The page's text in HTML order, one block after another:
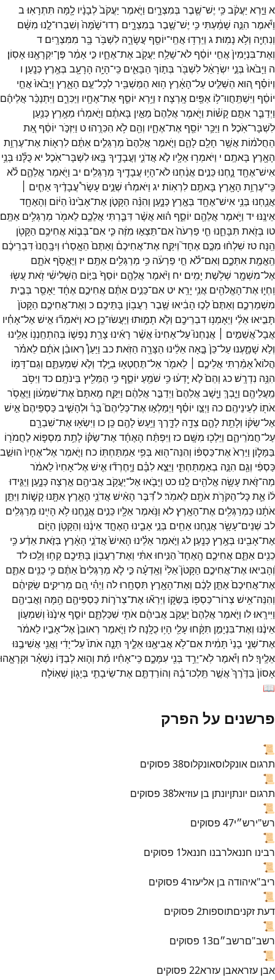
א וַיַּ֣רְא יַעֲקֹ֔בכִּ֥י יֶשׁ־שֶׁ֖בֶר בְּמִצְרָ֑יִם וַיֹּ֤אמֶר יַעֲקֹב֙לְבָנָ֔יו לָ֖מָּה תִּתְרָאֽוּ׃ ב
וַיֹּ֕אמֶר הִנֵּ֣ה שָׁמַ֔עְתִּי כִּ֥י יֶשׁ־שֶׁ֖בֶר בְּמִצְרָ֑יִם רְדוּ־שָׁ֙מָּה֙ וְשִׁבְרוּ־לָ֣נוּ מִשָּׁ֔ם
וְנִחְיֶ֖ה וְלֹ֥א נָמֽוּת׃ג וַיֵּרְד֥וּאֲחֵֽי־יוֹסֵ֖ף עֲשָׂרָ֑ה לִשְׁבֹּ֥ר בָּ֖ר מִמִּצְרָֽיִם׃ ד
וְאֶת־בִּנְיָמִין֙אֲחִ֣י יוֹסֵ֔ף לֹא־שָׁלַ֥ח יַעֲקֹ֖באֶת־אֶחָ֑יו כִּ֣י אָמַ֔ר פֶּן־יִקְרָאֶ֖נּוּאָסֽוֹן׃
ה וַיָּבֹ֙אוּ֙ בְּנֵ֣י יִשְׂרָאֵ֔ללִשְׁבֹּ֖ר בְּת֣וֹךְ הַבָּאִ֑ים כִּֽי־הָיָ֥ה הָרָעָ֖ב בְּאֶ֥רֶץכְּנָֽעַן׃ ו
וְיוֹסֵ֗ף ה֚וּא הַשַּׁלִּ֣יט עַל־הָאָ֔רֶץ ה֥וּא הַמַּשְׁבִּ֖ירלְכָל־עַ֣ם הָאָ֑רֶץ וַיָּבֹ֙אוּ֙אֲחֵ֣י
יוֹסֵ֔ף וַיִּשְׁתַּֽחֲווּ־ל֥וֹ אַפַּ֖יִם אָֽרְצָה׃ ז וַיַּ֥רְא יוֹסֵ֛ף אֶת־אֶחָ֖יו וַיַּכִּרֵ֑ם וַיִּתְנַכֵּ֨ראֲלֵיהֶ֜ם
וַיְדַבֵּ֧ראִתָּ֣ם קָשׁ֗וֹת וַיֹּ֤אמֶראֲלֵהֶם֙ מֵאַ֣יִן בָּאתֶ֔ם וַיֹּ֣אמְר֔וּ מֵאֶ֥רֶץכְּנַ֖עַן
לִשְׁבָּר־אֹֽכֶל׃ ח וַיַּכֵּ֥ר יוֹסֵ֖ף אֶת־אֶחָ֑יו וְהֵ֖ם לֹ֥א הִכִּרֻֽהוּ׃ט וַיִּזְכֹּ֣ר יוֹסֵ֔ף אֵ֚ת
הַחֲלֹמ֔וֹתאֲשֶׁ֥ר חָלַ֖ם לָהֶ֑ם וַיֹּ֤אמֶראֲלֵהֶם֙ מְרַגְּלִ֣ים אַתֶּ֔ם לִרְא֛וֹתאֶת־עֶרְוַ֥ת
הָאָ֖רֶץ בָּאתֶֽם׃ י וַיֹּאמְר֥וּאֵלָ֖יו לֹ֣אאֲדֹנִ֑י וַעֲבָדֶ֥יךָ בָּ֖אוּלִשְׁבָּר־אֹֽכֶל׃ יאכֻּלָּ֕נוּ בְּנֵ֥י
אִישׁ־אֶחָ֖ד נָ֑חְנוּכֵּנִ֣ים אֲנַ֔חְנוּלֹא־הָי֥וּעֲבָדֶ֖יךָ מְרַגְּלִֽים׃ יב וַיֹּ֖אמֶראֲלֵהֶ֑ם לֹ֕א
כִּֽי־עֶרְוַ֥ת הָאָ֖רֶץ בָּאתֶ֥ם לִרְאֽוֹת׃ יג וַיֹּאמְר֗וּ שְׁנֵ֣ים עָשָׂר֩עֲבָדֶ֨יךָאַחִ֧ים ׀
אֲנַ֛חְנוּ בְּנֵ֥י אִישׁ־אֶחָ֖ד בְּאֶ֣רֶץכְּנָ֑עַן וְהִנֵּ֨ה הַקָּטֹ֤ן אֶת־אָבִ֙ינוּ֙ הַיּ֔וֹם וְהָאֶחָ֖ד
אֵינֶֽנּוּ׃ יד וַיֹּ֥אמֶראֲלֵהֶ֖ם יוֹסֵ֑ף ה֗וּאאֲשֶׁ֨רדִּבַּ֧רְתִּי אֲלֵכֶ֛ם לֵאמֹ֖ר מְרַגְּלִ֥ים אַתֶּֽם׃
טו בְּזֹ֖את תִּבָּחֵ֑נוּ חֵ֤י פַרְעֹה֙אִם־תֵּצְא֣וּ מִזֶּ֔ה כִּ֧י אִם־בְּב֛וֹאאֲחִיכֶ֥ם הַקָּטֹ֖ן
הֵֽנָּה׃ טז שִׁלְח֨וּ מִכֶּ֣ם אֶחָד֮ וְיִקַּ֣ח אֶת־אֲחִיכֶם֒ וְאַתֶּם֙ הֵאָ֣סְר֔וּ וְיִבָּֽחֲנוּ֙דִּבְרֵיכֶ֔ם
הַֽאֱמֶ֖תאִתְּכֶ֑ם וְאִם־לֹ֕א חֵ֣י פַרְעֹ֔ה כִּ֥י מְרַגְּלִ֖ים אַתֶּֽם׃ יז וַיֶּאֱסֹ֥ף אֹתָ֛ם
אֶל־מִשְׁמָ֖ר שְׁלֹ֥שֶׁת יָמִֽים׃ יח וַיֹּ֨אמֶראֲלֵהֶ֤ם יוֹסֵף֙ בַּיּ֣וֹם הַשְּׁלִישִׁ֔י זֹ֥אתעֲשׂ֖וּ
וִֽחְי֑וּאֶת־הָאֱלֹהִ֖ים אֲנִ֥י יָרֵֽא׃ יט אִם־כֵּנִ֣ים אַתֶּ֔ם אֲחִיכֶ֣ם אֶחָ֔ד יֵאָסֵ֖ר בְּבֵ֣ית
מִשְׁמַרְכֶ֑ם וְאַתֶּם֙לְכ֣וּ הָבִ֔יאוּ שֶׁ֖בֶר רַעֲב֥וֹן בָּתֵּיכֶֽם׃ כ וְאֶת־אֲחִיכֶ֤ם הַקָּטֹן֙
תָּבִ֣יאוּאֵלַ֔י וְיֵאָמְנ֥וּדִבְרֵיכֶ֖ם וְלֹ֣א תָמ֑וּתוּ וַיַּעֲשׂוּ־כֵֽן׃ כא וַיֹּאמְר֞וּאִ֣ישׁאֶל־אָחִ֗יו
אֲבָל֮אֲשֵׁמִ֣ים ׀ אֲנַחְנוּ֮עַל־אָחִינוּ֒אֲשֶׁ֨ר רָאִ֜ינוּ צָרַ֥ת נַפְשׁ֛וֹ בְּהִתְחַֽנְנ֥וֹ אֵלֵ֖ינוּ
וְלֹ֣א שָׁמָ֑עְנוּעַל־כֵּן֙ בָּ֣אָה אֵלֵ֔ינוּ הַצָּרָ֖ה הַזֹּֽאת׃כב וַיַּעַן֩ רְאוּבֵ֨ן אֹתָ֜ם לֵאמֹ֗ר
הֲלוֹא֩אָמַ֨רְתִּי אֲלֵיכֶ֧ם ׀ לֵאמֹ֛ראַל־תֶּחֶטְא֥וּ בַיֶּ֖לֶד וְלֹ֣א שְׁמַעְתֶּ֑ם וְגַם־דָּמ֖וֹ
הִנֵּ֥ה נִדְרָֽשׁ׃כג וְהֵם֙לֹ֣א יָֽדְע֔וּכִּ֥י שֹׁמֵ֖עַ יוֹסֵ֑ף כִּ֥י הַמֵּלִ֖יץ בֵּינֹתָֽם׃ כד וַיִּסֹּ֥ב
מֵֽעֲלֵיהֶ֖ם וַיֵּ֑בְךְּ וַיָּ֤שָׁבאֲלֵהֶם֙ וַיְדַבֵּ֣ראֲלֵהֶ֔ם וַיִּקַּ֤ח מֵֽאִתָּם֙אֶת־שִׁמְע֔וֹן וַיֶּאֱסֹ֥ר
אֹת֖וֹ לְעֵינֵיהֶֽם׃ כה וַיְצַ֣ו יוֹסֵ֗ף וַיְמַלְא֣וּאֶת־כְּלֵיהֶם֮ בָּר֒ וּלְהָשִׁ֤יבכַּסְפֵּיהֶם֙אִ֣ישׁ
אֶל־שַׂקּ֔וֹ וְלָתֵ֥תלָהֶ֛ם צֵדָ֖ה לַדָּ֑רֶךְ וַיַּ֥עַשׂלָהֶ֖ם כֵּֽן׃ כו וַיִּשְׂא֥וּאֶת־שִׁבְרָ֖ם
עַל־חֲמֹרֵיהֶ֑ם וַיֵּלְכ֖וּ מִשָּֽׁם׃ כז וַיִּפְתַּ֨ח הָאֶחָ֜דאֶת־שַׂקּ֗וֹ לָתֵ֥ת מִסְפּ֛וֹאלַחֲמֹר֖וֹ
בַּמָּל֑וֹן וַיַּרְא֙אֶת־כַּסְפּ֔וֹ וְהִנֵּה־ה֖וּא בְּפִ֥י אַמְתַּחְתּֽוֹ׃ כח וַיֹּ֤אמֶראֶל־אֶחָיו֙ הוּשַׁ֣ב
כַּסְפִּ֔י וְגַ֖ם הִנֵּ֣ה בְאַמְתַּחְתִּ֑י וַיֵּצֵ֣אלִבָּ֗ם וַיֶּֽחֶרְד֞וּאִ֤ישׁאֶל־אָחִיו֙לֵאמֹ֔ר
מַה־זֹּ֛אתעָשָׂ֥ה אֱלֹהִ֖ים לָֽנוּ׃כט וַיָּבֹ֛אוּאֶל־יַעֲקֹ֥באֲבִיהֶ֖ם אַ֣רְצָה כְּנָ֑עַן וַיַּגִּ֣ידוּ
ל֔וֹ אֵ֛תכָּל־הַקֹּרֹ֥תאֹתָ֖ם לֵאמֹֽר׃לדִּ֠בֶּר הָאִ֨ישׁאֲדֹנֵ֥י הָאָ֛רֶץאִתָּ֖נוּקָשׁ֑וֹת וַיִּתֵּ֣ן
אֹתָ֔נוּכִּֽמְרַגְּלִ֖ים אֶת־הָאָֽרֶץ׃לא וַנֹּ֥אמֶראֵלָ֖יו כֵּנִ֣ים אֲנָ֑חְנוּלֹ֥א הָיִ֖ינוּ מְרַגְּלִֽים׃
לב שְׁנֵים־עָשָׂ֥ראֲנַ֛חְנוּאַחִ֖ים בְּנֵ֣י אָבִ֑ינוּ הָאֶחָ֣דאֵינֶ֔נּוּ וְהַקָּטֹ֥ן הַיּ֛וֹם
אֶת־אָבִ֖ינוּ בְּאֶ֥רֶץכְּנָֽעַן׃ לג וַיֹּ֣אמֶראֵלֵ֗ינוּ הָאִישׁ֙אֲדֹנֵ֣י הָאָ֔רֶץ בְּזֹ֣אתאֵדַ֔עכִּ֥י
כֵנִ֖ים אַתֶּ֑ם אֲחִיכֶ֤ם הָֽאֶחָד֙ הַנִּ֣יחוּאִתִּ֔י וְאֶת־רַעֲב֥וֹן בָּתֵּיכֶ֖ם קְח֥וּ וָלֵֽכוּ׃לד
וְ֠הָבִיאוּאֶת־אֲחִיכֶ֣ם הַקָּטֹן֮אֵלַי֒ וְאֵֽדְעָ֗ה כִּ֣י לֹ֤א מְרַגְּלִים֙אַתֶּ֔ם כִּ֥י כֵנִ֖ים אַתֶּ֑ם
אֶת־אֲחִיכֶם֙אֶתֵּ֣ן לָכֶ֔ם וְאֶת־הָאָ֖רֶץ תִּסְחָֽרוּ׃לה וַיְהִ֗י הֵ֚ם מְרִיקִ֣ים שַׂקֵּיהֶ֔ם
וְהִנֵּה־אִ֥ישׁ צְרוֹר־כַּסְפּ֖וֹ בְּשַׂקּ֑וֹ וַיִּרְא֞וּאֶת־צְרֹר֧וֹתכַּסְפֵּיהֶ֛ם הֵ֥מָּה וַאֲבִיהֶ֖ם
וַיִּירָֽאוּ׃לו וַיֹּ֤אמֶראֲלֵהֶם֙ יַעֲקֹ֣באֲבִיהֶ֔ם אֹתִ֖י שִׁכַּלְתֶּ֑ם יוֹסֵ֤ף אֵינֶ֙נּוּ֙ וְשִׁמְע֣וֹן
אֵינֶ֔נּוּ וְאֶת־בִּנְיָמִ֣ן תִּקָּ֔חוּעָלַ֖י הָי֥וּכֻלָּֽנָה׃ לז וַיֹּ֤אמֶר רְאוּבֵן֙אֶל־אָבִ֣יו לֵאמֹ֔ר
אֶת־שְׁנֵ֤י בָנַי֙ תָּמִ֔יתאִם־לֹ֥אאֲבִיאֶ֖נּוּאֵלֶ֑יךָ תְּנָ֤ה אֹתוֹ֙עַל־יָדִ֔י וַאֲנִ֖י אֲשִׁיבֶ֥נּוּ
אֵלֶֽיךָ׃לח וַיֹּ֕אמֶרלֹֽא־יֵרֵ֥ד בְּנִ֖י עִמָּכֶ֑ם כִּֽי־אָחִ֨יו מֵ֜ת וְה֧וּאלְבַדּ֣וֹ נִשְׁאָ֗ר וּקְרָאָ֤הוּ
אָסוֹן֙ בַּדֶּ֙רֶךְ֙אֲשֶׁ֣ר תֵּֽלְכוּ־בָ֔הּ וְהוֹרַדְתֶּ֧ם אֶת־שֵׂיבָתִ֛י בְּיָג֖וֹן שְׁאֽוֹלָה׃
📖
פרשנים על הפרק
📜
תרגום אונקלוסאונקלוס38 פסוקים
📜
תרגום יונתןיונתן בן עוזיאל38 פסוקים
📜
רש"ירש״י47 פסוקים
📜
רבינו חננאלרבנו חננאל1 פסוקים
📜
ריב"איהודה בן אליעזר4 פסוקים
📜
דעת זקניםתוספות2 פסוקים
📜
רשב"םרשב״ם13 פסוקים
📜
אבן עזראאבן עזרא22 פסוקים